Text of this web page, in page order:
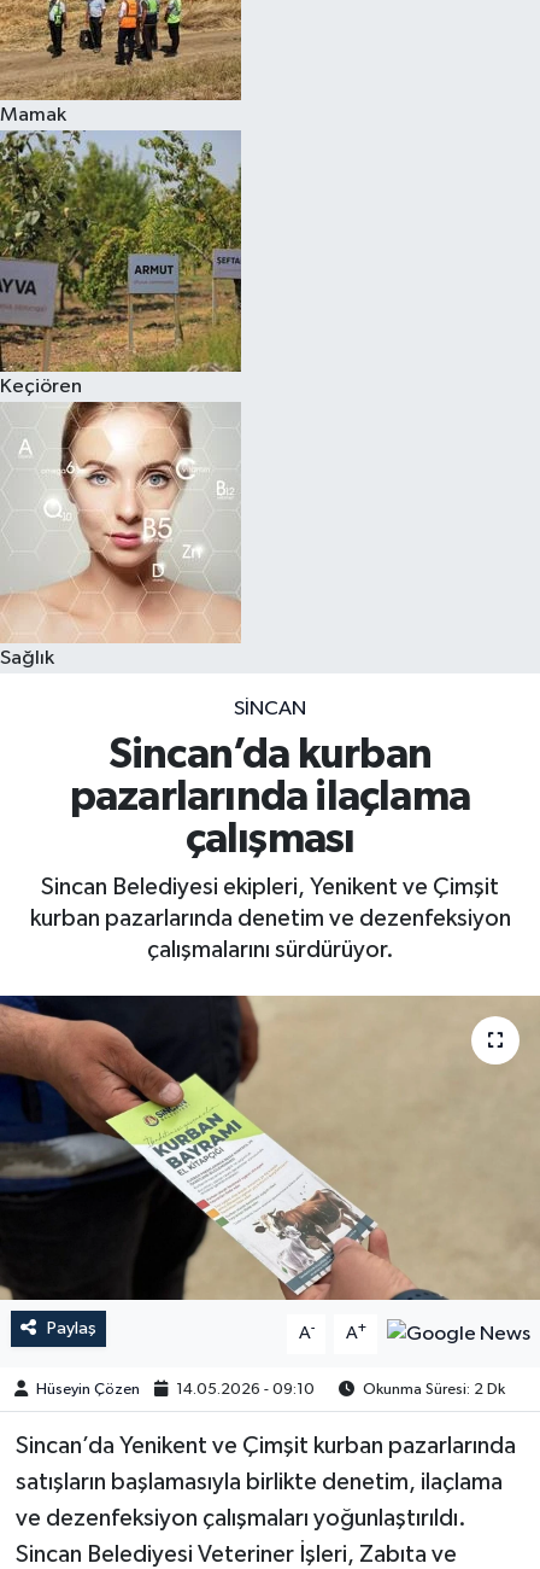
Mamak
Keçiören
Sağlık
SINCAN
Sincan’da kurban
pazarlarında ilaçlama
çalışması
Sincan Belediyesi ekipleri, Yenikent ve Çimşit
kurban pazarlarında denetim ve dezenfeksiyon
çalışmalarını sürdürüyor.
Paylaş A- A+
Hüseyin Çözen 14.05.2026 - 09:10 Okunma Süresi: 2 Dk
​​​​​​Sincan’da Yenikent ve Çimşit kurban pazarlarında
satışların başlamasıyla birlikte denetim, ilaçlama
ve dezenfeksiyon çalışmaları yoğunlaştırıldı.
Sincan Belediyesi Veteriner İşleri, Zabıta ve